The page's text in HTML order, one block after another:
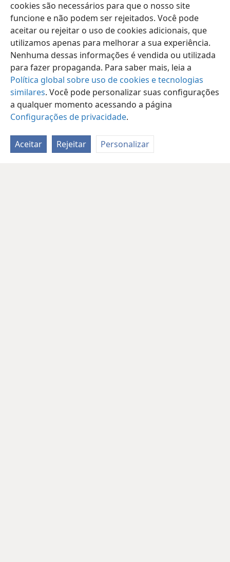
cookies são necessários para que o nosso site
funcione e não podem ser rejeitados. Você pode
aceitar ou rejeitar o uso de cookies adicionais, que
utilizamos apenas para melhorar a sua experiência.
Nenhuma dessas informações é vendida ou utilizada
para fazer propaganda. Para saber mais, leia a
Política global sobre uso de cookies e tecnologias
similares. Você pode personalizar suas configurações
a qualquer momento acessando a página
Configurações de privacidade.
Aceitar Rejeitar Personalizar